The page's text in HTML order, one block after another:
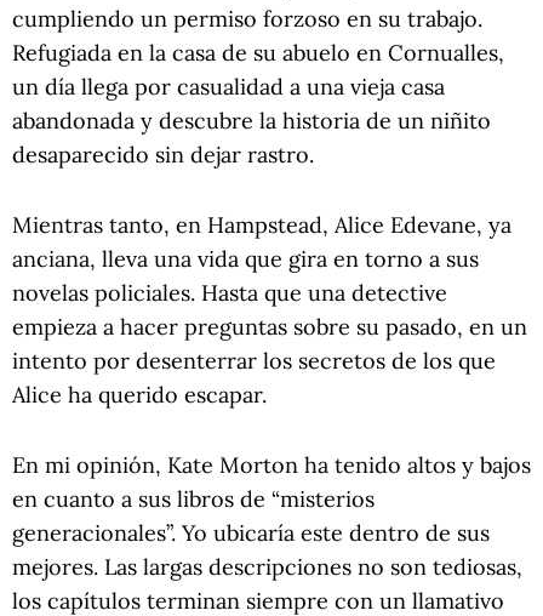
cumpliendo un permiso forzoso en su trabajo.
Refugiada en la casa de su abuelo en Cornualles,
un día llega por casualidad a una vieja casa
abandonada y descubre la historia de un niñito
desaparecido sin dejar rastro.
Mientras tanto, en Hampstead, Alice Edevane, ya
anciana, lleva una vida que gira en torno a sus
novelas policiales. Hasta que una detective
empieza a hacer preguntas sobre su pasado, en un
intento por desenterrar los secretos de los que
Alice ha querido escapar.
En mi opinión, Kate Morton ha tenido altos y bajos
en cuanto a sus libros de “misterios
generacionales”. Yo ubicaría este dentro de sus
mejores. Las largas descripciones no son tediosas,
los capítulos terminan siempre con un llamativo